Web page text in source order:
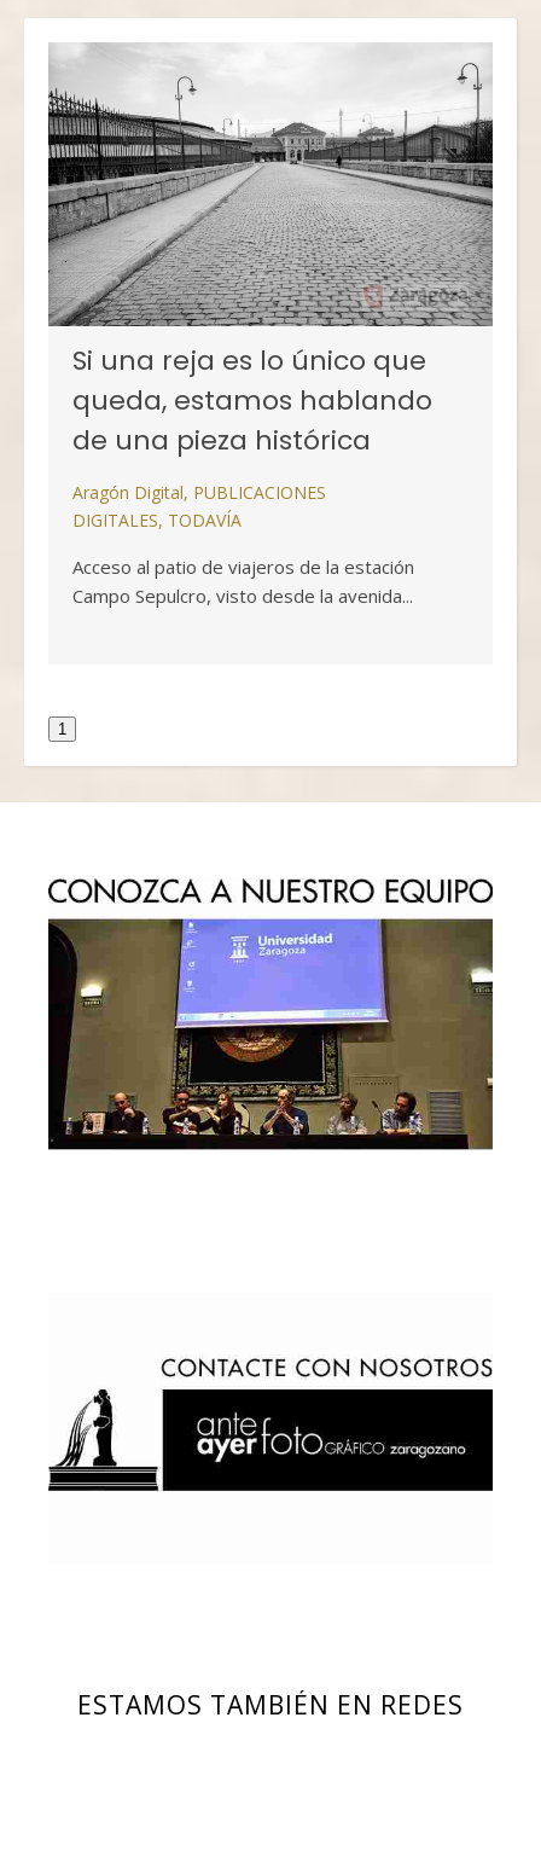
Si una reja es lo único que
queda, estamos hablando
de una pieza histórica
Aragón Digital, PUBLICACIONES
DIGITALES, TODAVÍA
Acceso al patio de viajeros de la estación
Campo Sepulcro, visto desde la avenida...
1
ESTAMOS TAMBIÉN EN REDES